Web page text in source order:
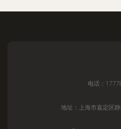
电话：
地址：上海市嘉定区